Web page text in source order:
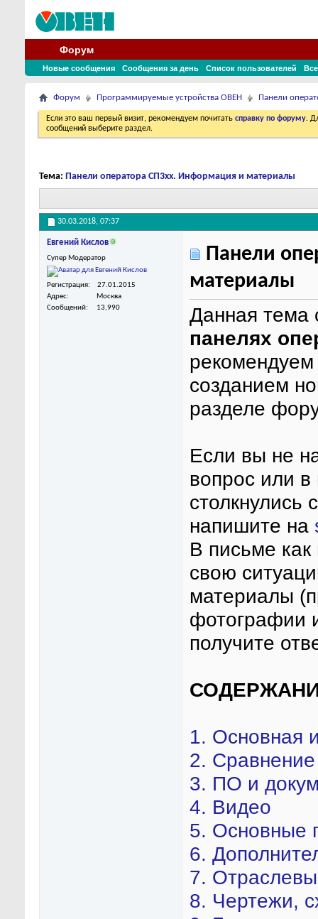
Форум
Новые сообщения Сообщения за день Список пользователей
Форум Программируемые устройства ОВЕН Панели
Если это ваш первый визит, рекомендуем почитать справку по форуму.
сообщений выберите раздел.
Тема: Панели оператора СП3хх. Информация и материалы
30.03.2018, 07:37
Евгений Кислов
Супер Модератор
Регистрация
27.01.2015
Адрес
Москва
Сообщений
13,990
Панели
материалы
Данная тема
панелях
рекомендуем
созданием
разделе
Если вы не
вопрос или
столкнулись
напишите на
В письме
свою
материалы
фотографии
получите
1. Основная
2.
3. ПО и
4. Видео
5. Основные
6.
7.
8. Чертежи,